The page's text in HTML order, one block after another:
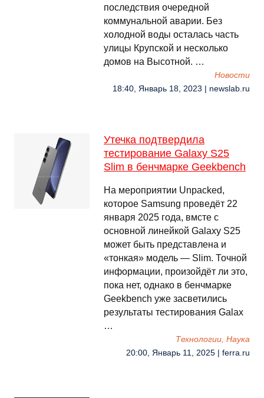
последствия очередной
коммунальной аварии. Без
холодной воды осталась часть
улицы Крупской и несколько
домов на Высотной. …
Новости
18:40, Январь 18, 2023 | newslab.ru
Утечка подтвердила
тестирование Galaxy S25
Slim в бенчмарке Geekbench
На мероприятии Unpacked,
которое Samsung проведёт 22
января 2025 года, вмсте с
основной линейкой Galaxy S25
может быть представлена и
«тонкая» модель — Slim. Точной
информации, произойдёт ли это,
пока нет, однако в бенчмарке
Geekbench уже засветились
результаты тестирования Galax
…
Технологии, Наука
20:00, Январь 11, 2025 | ferra.ru